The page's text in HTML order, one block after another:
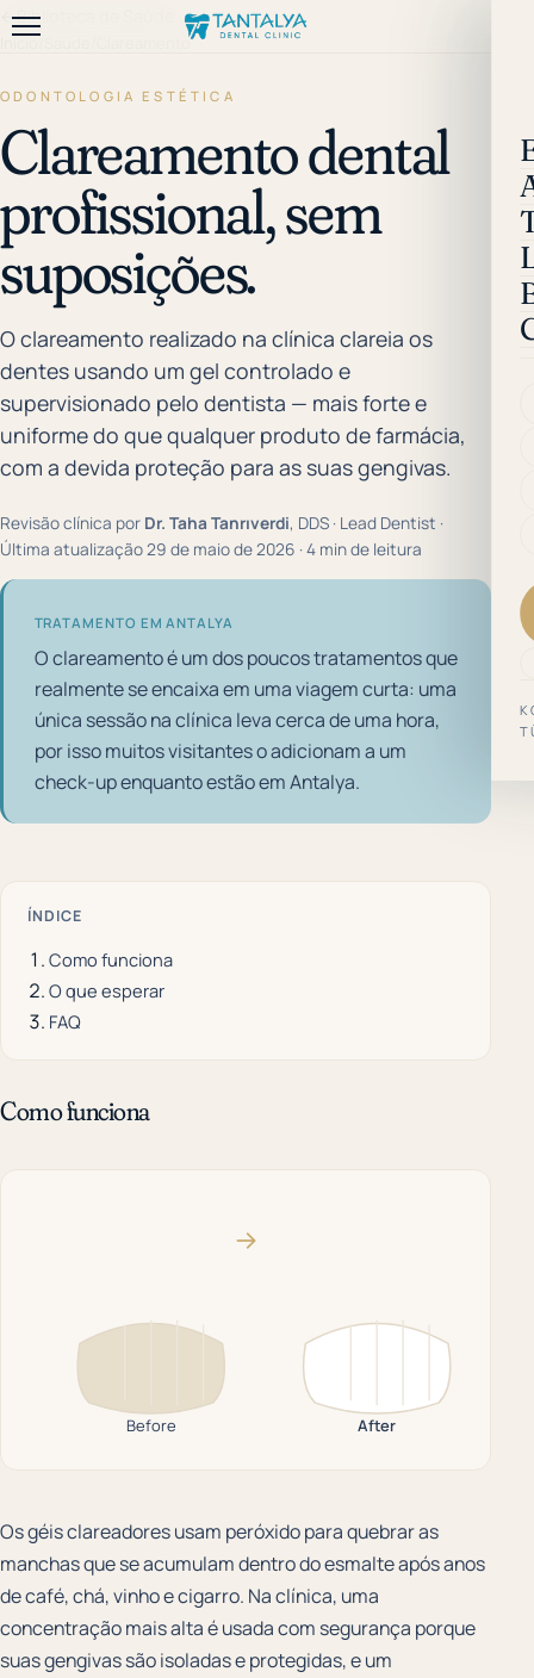
←Biblioteca de Saúde
Início/ Clareamento
ODONTOLOGIA ESTÉTICA
Clareamento dental
profissional, sem
suposições.
O clareamento realizado na clínica clareia os
dentes usando um gel controlado e
supervisionado pelo dentista — mais forte e
uniforme do que qualquer produto de farmácia,
com a devida proteção para as suas gengivas.
Revisão clínica por Dr. Taha Tanrıverdi, DDS · Lead Dentist ·
Última atualização 29 de maio de 2026 · 4 min de leitura
TRATAMENTO EM ANTALYA
O clareamento é um dos poucos tratamentos que
realmente se encaixa em uma viagem curta: uma
única sessão na clínica leva cerca de uma hora,
por isso muitos visitantes o adicionam a um
check-up enquanto estão em Antalya.
ÍNDICE
Como funciona
O que esperar
FAQ
Como funciona
Before After
→
Os géis clareadores usam peróxido para quebrar as
manchas que se acumulam dentro do esmalte após anos
de café, chá, vinho e cigarro. Na clínica, uma
concentração mais alta é usada com segurança porque
suas gengivas são isoladas e protegidas, e um